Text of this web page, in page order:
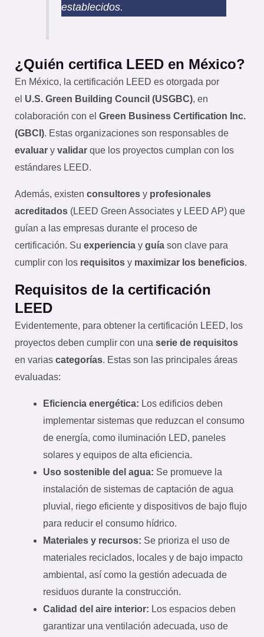
establecidos.
¿Quién certifica LEED en México?
En México, la certificación LEED es otorgada por
el U.S. Green Building Council (USGBC), en
colaboración con el Green Business Certification Inc.
(GBCI). Estas organizaciones son responsables de
evaluar y validar que los proyectos cumplan con los
estándares LEED.
Además, existen consultores y profesionales
acreditados (LEED Green Associates y LEED AP) que
guían a las empresas durante el proceso de
certificación. Su experiencia y guía son clave para
cumplir con los requisitos y maximizar los beneficios.
Requisitos de la certificación
LEED
Evidentemente, para obtener la certificación LEED, los
proyectos deben cumplir con una serie de requisitos
en varias categorías. Estas son las principales áreas
evaluadas:
Eficiencia energética: Los edificios deben
implementar sistemas que reduzcan el consumo
de energía, como iluminación LED, paneles
solares y equipos de alta eficiencia.
Uso sostenible del agua: Se promueve la
instalación de sistemas de captación de agua
pluvial, riego eficiente y dispositivos de bajo flujo
para reducir el consumo hídrico.
Materiales y recursos: Se prioriza el uso de
materiales reciclados, locales y de bajo impacto
ambiental, así como la gestión adecuada de
residuos durante la construcción.
Calidad del aire interior: Los espacios deben
garantizar una ventilación adecuada, uso de